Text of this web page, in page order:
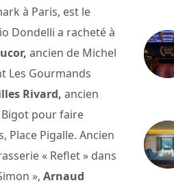
à Paris, est le
Dondelli a racheté à
ancien de Michel
Les Gourmands
Rivard, ancien
Bigot pour faire
Place Pigalle. Ancien
« Reflet » dans
», Arnaud